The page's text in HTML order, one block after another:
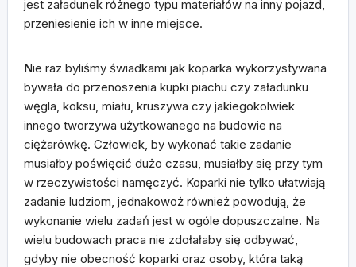
jest załadunek różnego typu materiałów na inny pojazd,
przeniesienie ich w inne miejsce.
Nie raz byliśmy świadkami jak koparka wykorzystywana
bywała do przenoszenia kupki piachu czy załadunku
węgla, koksu, miału, kruszywa czy jakiegokolwiek
innego tworzywa użytkowanego na budowie na
ciężarówkę. Człowiek, by wykonać takie zadanie
musiałby poświęcić dużo czasu, musiałby się przy tym
w rzeczywistości namęczyć. Koparki nie tylko ułatwiają
zadanie ludziom, jednakowoż również powodują, że
wykonanie wielu zadań jest w ogóle dopuszczalne. Na
wielu budowach praca nie zdołałaby się odbywać,
gdyby nie obecność koparki oraz osoby, która taką